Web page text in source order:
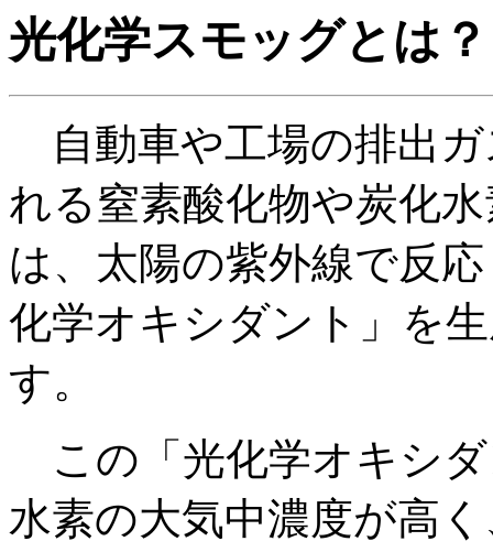
光化学スモッグとは？
自動車や工場の排出ガ
れる窒素酸化物や炭化
は、太陽の紫外線で反
化学オキシダント」を
す。
この「光化学オキシ
水素の大気中濃度が高